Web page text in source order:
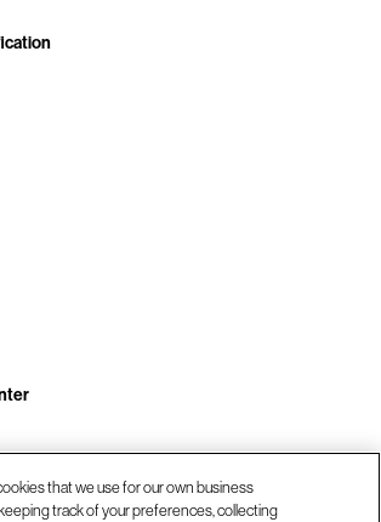
us at +1.678.403.3035
that we use for our own business
track of your preferences, collecting